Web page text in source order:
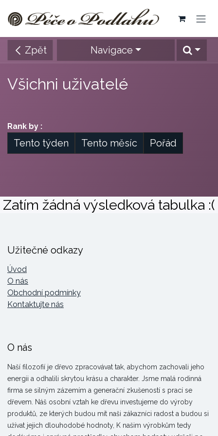
Zpět Navigace
Všichni uživatelé
Rank by :
Tento týden Tento měsíc Pořád
Zatím žádná výsledková tabulka :(
Užitečné odkazy
Úvod
O nás
Obchodní podmínky
Kontaktujte nás
O nás
Naší filozofií je dřevo zpracovávat tak, abychom zachovali jeho
energii a odhalili skrytou krásu a charakter. Jsme malá rodinná
firma se silným zázemím a generační zkušeností s prací se
dřevem. Náš osobní vztah ke dřevu investujeme do výroby
produktů, ze kterých budou mít naši zákazníci radost a budou si
užívat jejich dlouhodobé hodnoty, K našim výrobkům tedy